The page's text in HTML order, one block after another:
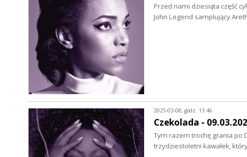
Przed nami dziesiąta część
John Legend samplujący
2025-03-08, godz. 13:46
Czekolada -
Tym razem trochę grania po
trzydziestoletni kawałek,